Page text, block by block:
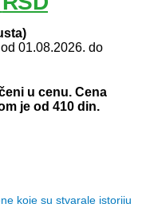
cena
700.00 RSD.
01.08.2026. do
u cenu. Cena
je od 410 din.
koje su stvarale istoriju